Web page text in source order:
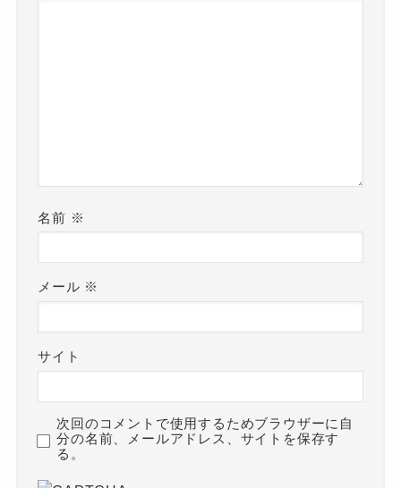
名前 ※
メール ※
サイト
次回のコメントで使用するためブラウザーに自
分の名前、メールアドレス、サイトを保存す
る。